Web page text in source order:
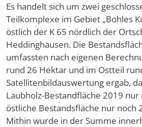
Es handelt sich um zwei
Teilkomplexe im Gebiet „Bohles
östlich der K 65 nördlich der
Heddinghausen. Die
umfassten nach eigenen
rund 26 Hektar und im Ostteil
Satellitenbildauswertung ergab,
Laubholz-Bestandfläche 2019
östliche Bestandsfläche nur noch
Mithin wurde in der Summe